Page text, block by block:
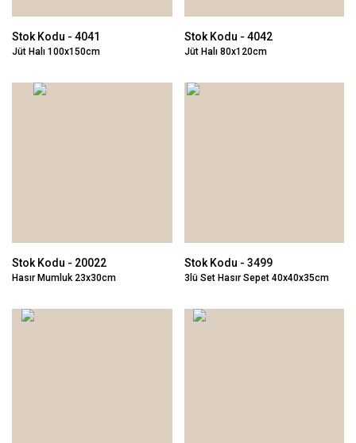
Stok Kodu - 4041
Jüt Halı 100x150cm
Stok Kodu - 4042
Jüt Halı 80x120cm
Stok Kodu - 20022
Hasır Mumluk 23x30cm
Stok Kodu - 3499
3lü Set Hasır Sepet 40x40x35cm